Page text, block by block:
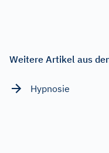
Weitere Artikel aus
Hypnosie